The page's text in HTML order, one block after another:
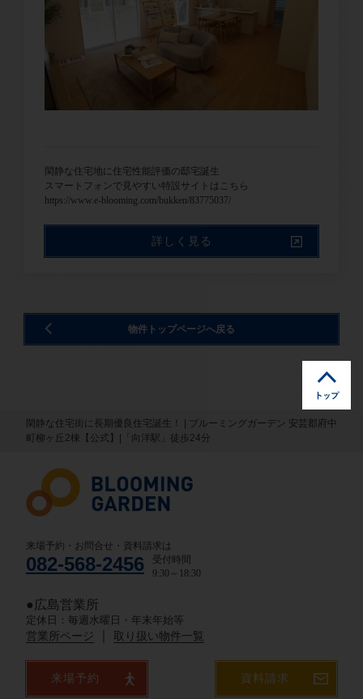
閑静な住宅地に住宅性能評価の邸宅誕生
スマートフォンで見やすい特設サイトはこちら
https://www.e-blooming.com/bukken/83775037/
詳しく見る
物件トップページへ戻る
閑静な住宅街に長期優良住宅誕生！ | ブルーミングガーデン 安芸郡府中
町柳ヶ丘2棟【公式】|「向洋駅」徒歩24分
来場予約・お問合せ・資料請求は
082-568-2456
受付時間
9:30～18:30
●広島営業所
定休日：毎週水曜日・年末年始等
営業所ページ 取り扱い物件一覧
来場予約 資料請求